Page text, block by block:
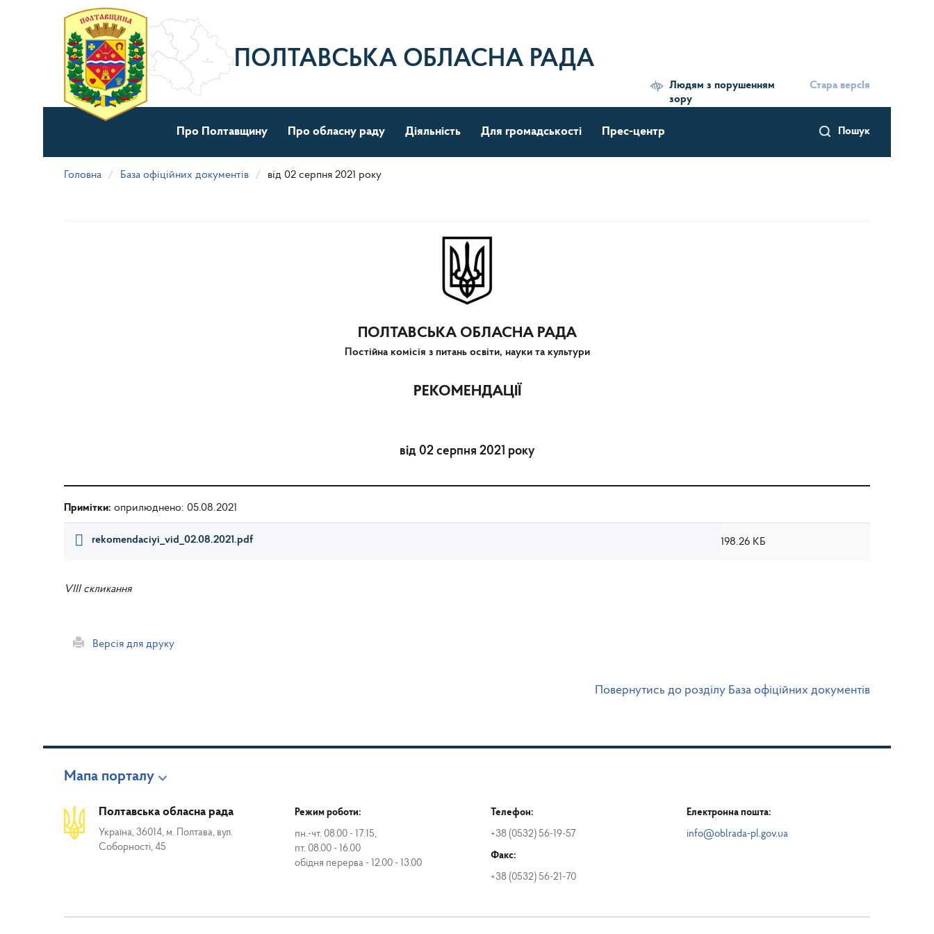
матеріалу
ПОЛТАВСЬКА ОБЛАСНА РАДА
Людям з порушенням
зору
Стара версІя
Пошук
Про Полтавщину Про обласну раду Діяльність Для громадськості Прес-центр
Головна База офіційних документів від 02 серпня 2021 року
ПОЛТАВСЬКА ОБЛАСНА РАДА
Постійна комісія з питань освіти, науки та культури
РЕКОМЕНДАЦІЇ
від 02 серпня 2021 року
Примітки: оприлюднено: 05.08.2021
rekomendaciyi_vid_02.08.2021.pdf 198.26 КБ
VIII скликання
Версія для друку
Повернутись до розділу База офіційних документів
Мапа порталу
Полтавська обласна рада
Україна, 36014, м. Полтава, вул.
Соборності, 45
Режим роботи:
пн.-чт. 08.00 - 17.15,
пт. 08.00 - 16.00
обідня перерва - 12.00 - 13.00
Телефон:
+38 (0532) 56-19-57
Факс:
+38 (0532) 56-21-70
Електронна пошта:
info@oblrada-pl.gov.ua